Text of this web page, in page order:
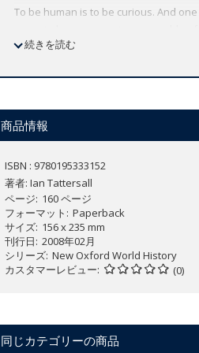
To be human is to be curious. And
human evolution from the earliest
and finally the enormously
earliest known artistic expressions,
between agriculture and Christianity,
Complemented by a wealth of
to 4000 BCEinvites us to take a closer
続きを読む
商品情報
ISBN : 9780195333152
著者: Ian Tattersall
ページ 160 ページ
フォーマット
Paperback
サイズ 156 x 235 mm
刊行日 2008年02月
シリーズ New Oxford World History
カスタマーレビュー
(0)
同じカテゴリーの商品